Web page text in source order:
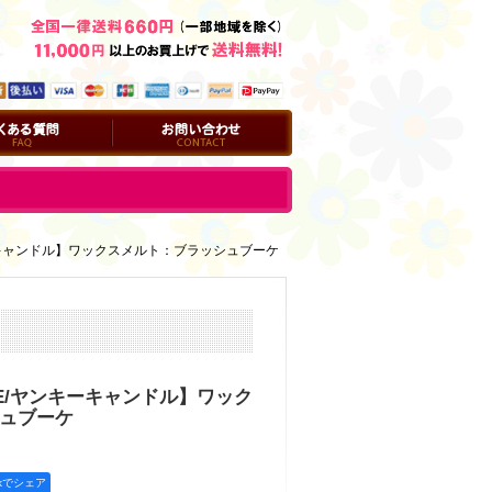
お問い合わせ
ンドル】ワックスメルト：ブラッシュブーケ
ヤンキーキャンドル】ワック
ブーケ
シェア